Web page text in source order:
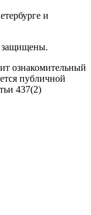
и
защищены.
ознакомительный
публичной
437(2)